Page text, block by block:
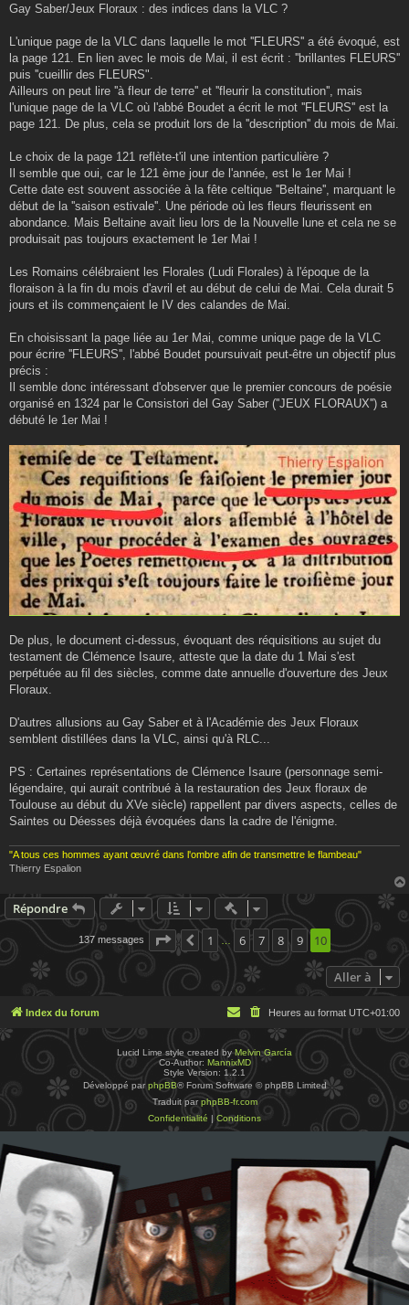
Gay Saber/Jeux Floraux : des indices dans la VLC ?
L'unique page de la VLC dans laquelle le mot ''FLEURS'' a été évoqué, est
la page 121. En lien avec le mois de Mai, il est écrit : ''brillantes FLEURS''
puis ''cueillir des FLEURS".
Ailleurs on peut lire ''à fleur de terre'' et ''fleurir la constitution'', mais
l'unique page de la VLC où l'abbé Boudet a écrit le mot ''FLEURS'' est la
page 121. De plus, cela se produit lors de la ''description'' du mois de Mai.
Le choix de la page 121 reflète-t'il une intention particulière ?
Il semble que oui, car le 121 ème jour de l'année, est le 1er Mai !
Cette date est souvent associée à la fête celtique ''Beltaine'', marquant le
début de la ''saison estivale''. Une période où les fleurs fleurissent en
abondance. Mais Beltaine avait lieu lors de la Nouvelle lune et cela ne se
produisait pas toujours exactement le 1er Mai !
Les Romains célébraient les Florales (Ludi Florales) à l'époque de la
floraison à la fin du mois d'avril et au début de celui de Mai. Cela durait 5
jours et ils commençaient le IV des calandes de Mai.
En choisissant la page liée au 1er Mai, comme unique page de la VLC
pour écrire ''FLEURS'', l'abbé Boudet poursuivait peut-être un objectif plus
précis :
Il semble donc intéressant d'observer que le premier concours de poésie
organisé en 1324 par le Consistori del Gay Saber (''JEUX FLORAUX'') a
débuté le 1er Mai !
De plus, le document ci-dessus, évoquant des réquisitions au sujet du
testament de Clémence Isaure, atteste que la date du 1 Mai s'est
perpétuée au fil des siècles, comme date annuelle d'ouverture des Jeux
Floraux.
D'autres allusions au Gay Saber et à l'Académie des Jeux Floraux
semblent distillées dans la VLC, ainsi qu'à RLC...
PS : Certaines représentations de Clémence Isaure (personnage semi-
légendaire, qui aurait contribué à la restauration des Jeux floraux de
Toulouse au début du XVe siècle) rappellent par divers aspects, celles de
Saintes ou Déesses déjà évoquées dans la cadre de l'énigme.
"A tous ces hommes ayant œuvré dans l'ombre afin de transmettre le flambeau"
Thierry Espalion
Répondre Actions rapides de
137 messages Page 10 sur 10
Précédente
1 … 6 7 8 9 10
Aller à
Index du forum Heures au format UTC+01:00
Lucid Lime style created byMelvin García
Co-Author: MannixMD
Style Version: 1.2.1
Développé par phpBB® Forum Software © phpBB Limited
Traduit par phpBB-fr.com
Confidentialité | Conditions